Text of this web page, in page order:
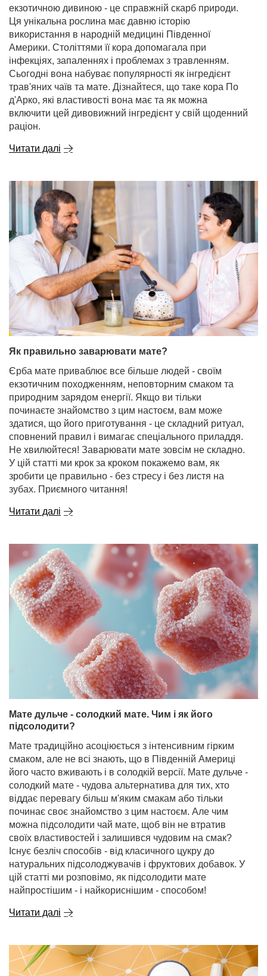
екзотичною дивиною - це справжній скарб природи.
Ця унікальна рослина має давню історію
використання в народній медицині Південної
Америки. Століттями її кора допомагала при
інфекціях, запаленнях і проблемах з травленням.
Сьогодні вона набуває популярності як інгредієнт
трав'яних чаїв та мате. Дізнайтеся, що таке кора По
д'Арко, які властивості вона має та як можна
включити цей дивовижний інгредієнт у свій щоденний
раціон.
Читати далі
Як правильно заварювати мате?
Єрба мате приваблює все більше людей - своїм
екзотичним походженням, неповторним смаком та
природним зарядом енергії. Якщо ви тільки
починаєте знайомство з цим настоєм, вам може
здатися, що його приготування - це складний ритуал,
сповнений правил і вимагає спеціального приладдя.
Не хвилюйтеся! Заварювати мате зовсім не складно.
У цій статті ми крок за кроком покажемо вам, як
зробити це правильно - без стресу і без листя на
зубах. Приємного читання!
Читати далі
Мате дульче - солодкий мате. Чим і як його
підсолодити?
Мате традиційно асоціюється з інтенсивним гірким
смаком, але не всі знають, що в Південній Америці
його часто вживають і в солодкій версії. Мате дульче -
солодкий мате - чудова альтернатива для тих, хто
віддає перевагу більш м'яким смакам або тільки
починає своє знайомство з цим настоєм. Але чим
можна підсолодити чай мате, щоб він не втратив
своїх властивостей і залишився чудовим на смак?
Існує безліч способів - від класичного цукру до
натуральних підсолоджувачів і фруктових добавок. У
цій статті ми розповімо, як підсолодити мате
найпростішим - і найкориснішим - способом!
Читати далі